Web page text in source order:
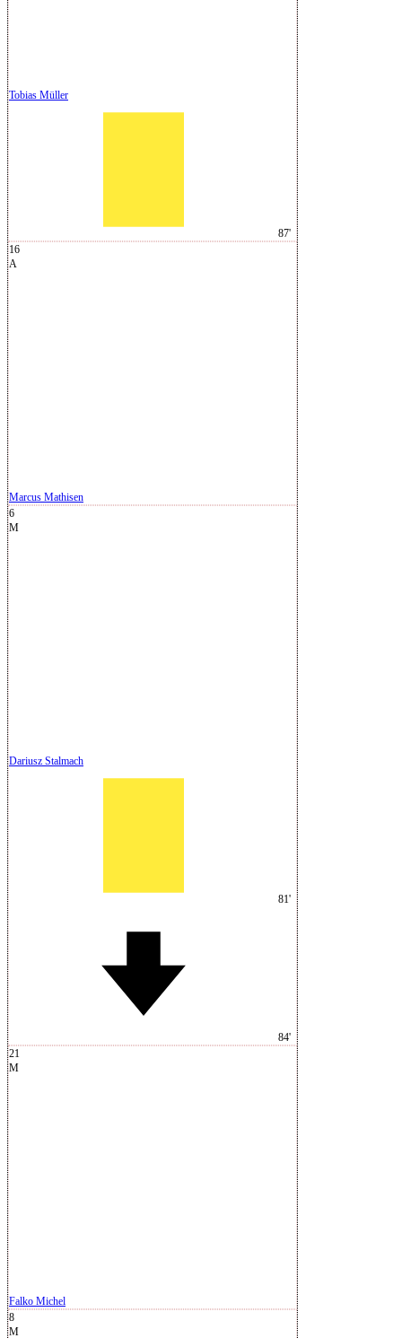
Tobias Müller
87'
16
A
Marcus Mathisen
6
M
Dariusz Stalmach
81'
84'
21
M
Falko Michel
8
M